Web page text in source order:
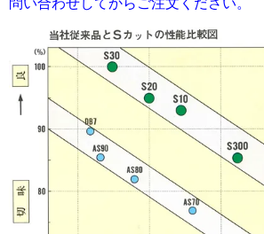
問い合わせしてからご注文ください。